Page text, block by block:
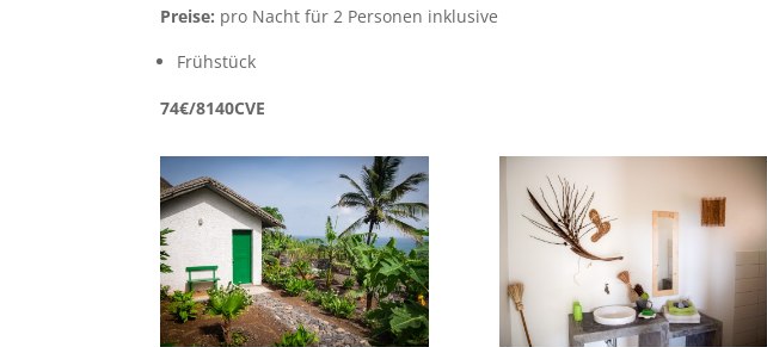
Preise: pro Nacht für 2 Personen inklusive
Frühstück
74€/8140CVE